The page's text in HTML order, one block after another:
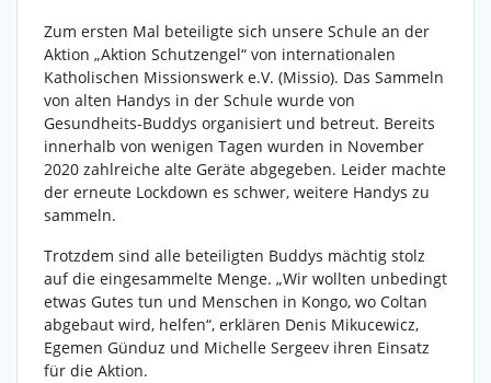
Zum ersten Mal beteiligte sich unsere Schule an der
Aktion „Aktion Schutzengel“ von internationalen
Katholischen Missionswerk e.V. (Missio). Das Sammeln
von alten Handys in der Schule wurde von
Gesundheits-Buddys organisiert und betreut. Bereits
innerhalb von wenigen Tagen wurden in November
2020 zahlreiche alte Geräte abgegeben. Leider machte
der erneute Lockdown es schwer, weitere Handys zu
sammeln.
Trotzdem sind alle beteiligten Buddys mächtig stolz
auf die eingesammelte Menge. „Wir wollten unbedingt
etwas Gutes tun und Menschen in Kongo, wo Coltan
abgebaut wird, helfen“, erklären Denis Mikucewicz,
Egemen Günduz und Michelle Sergeev ihren Einsatz
für die Aktion.